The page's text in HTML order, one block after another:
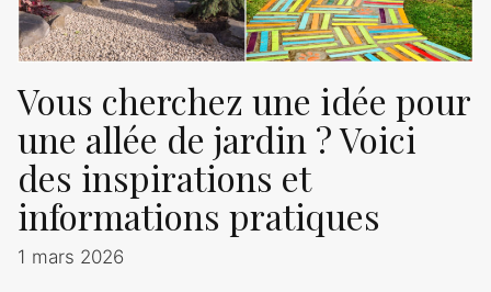
Vous cherchez une idée pour
une allée de jardin ? Voici
des inspirations et
informations pratiques
1 mars 2026